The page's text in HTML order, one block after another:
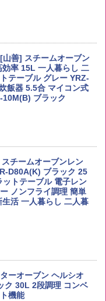
こまちブレンド 無洗
米】新潟県産にじのき
い流るる コシヒカリ
7年産
ピュアモルト700ml ア
日本 700ml ]【中元 ギ
り物に】
プラーメン ミニカップ
&低糖質 さらに塩分控
ップヌードルPRO シ
高たんぱく&低糖質 さ
個
[山善] スチームオーブン
効率 15L 一人暮らし 二
テーブル グレー YRZ-
飯器 5.5合 マイコン式
ブラック
チームオーブンレン
D80A(K) ブラック 25
トテーブル 電子レン
ノンフライ調理 簡単
活 一人暮らし 二人暮
ーオーブン ヘルシオ
ク 30L 2段調理 コンベ
機能